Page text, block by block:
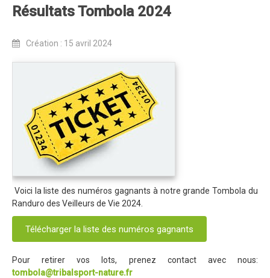
Dossier de Presse 2020
Blog 2019
Revue de presse 2019
Résultats 2019
Plan des spéciales 2019
Programme 2019
Affiche 2019
Dossier de Presse 2019
Retour sur l'Enduro 2018
Enduro Kids 2019
Edition 2018
Résultats Tombola 2024
Création : 15 avril 2024
Voici la liste des numéros gagnants à notre grande Tombola du
Randuro des Veilleurs de Vie 2024.
Télécharger la liste des numéros gagnants
Pour retirer vos lots, prenez contact avec nous:
tombola@tribalsport-nature.fr